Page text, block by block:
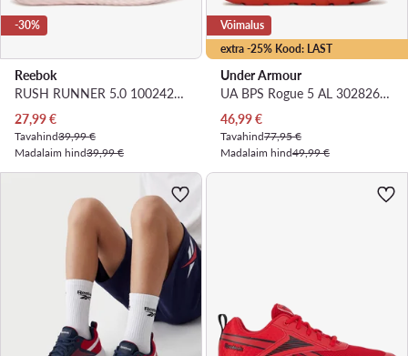
-30%
Reebok
RUSH RUNNER 5.0 100242336 · Jooksujalatsid
Praegune hind
27,99€
Tavahind39,99 €
Madalaim hind39,99 €
extra -25% Kood: LAST
Võimalus
Under Armour
UA BPS Rogue 5 AL 3028268 · Jooksujalatsid
Praegune hind
46,99€
Tavahind77,95 €
Madalaim hind49,99 €